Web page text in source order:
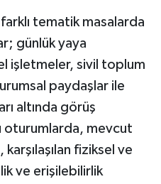
tematik masalarda
günlük yaya
işletmeler, sivil toplum
paydaşlar ile
altında görüş
oturumlarda, mevcut
karşılaşılan fiziksel ve
ve erişilebilirlik